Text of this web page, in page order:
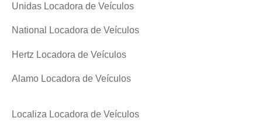
Unidas Locadora de Veículos
National Locadora de Veículos
Hertz Locadora de Veículos
Alamo Locadora de Veículos
Localiza Locadora de Veículos